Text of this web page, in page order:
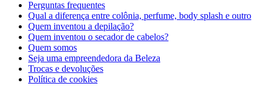
Perguntas frequentes
Qual a diferença entre colônia, perfume, body splash e outro
Quem inventou a depilação?
Quem inventou o secador de cabelos?
Quem somos
Seja uma empreendedora da Beleza
Trocas e devoluções
Política de cookies